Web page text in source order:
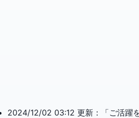
2024/12/02 03:12 更新：「ご活躍